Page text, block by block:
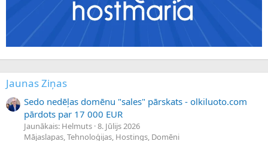
Jaunas Ziņas
Sedo nedēļas domēnu "sales" pārskats - olkiluoto.com
pārdots par 17 000 EUR
Jaunākais: Helmuts 8. Jūlijs 2026
Mājaslapas, Tehnoloģijas, Hostings, Domēni